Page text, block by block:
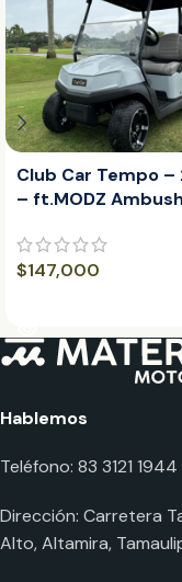
Club Car Tempo
– ft.MODZ Ambush
$147,000
Hablemos
Teléfono: 83 3121 1944
Dirección: Carretera
Alto, Altamira,